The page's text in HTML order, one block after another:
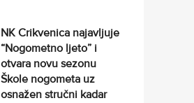
NK Crikvenica najavljuje
“Nogometno ljeto” i
otvara novu sezonu
Škole nogometa uz
osnažen stručni kadar